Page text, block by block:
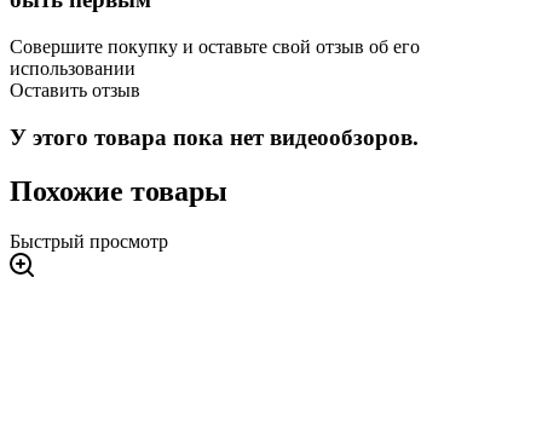
Совершите покупку и оставьте свой отзыв об его
использовании
Оставить отзыв
У этого товара пока нет видеообзоров.
Похожие товары
Быстрый просмотр